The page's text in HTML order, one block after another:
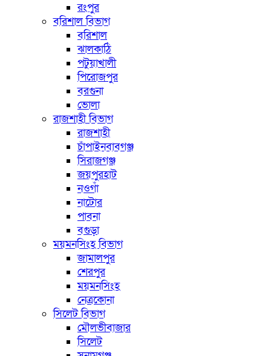
রংপুর
বরিশাল বিভাগ
বরিশাল
ঝালকাঠি
পটুয়াখালী
পিরোজপুর
বরগুনা
ভোলা
রাজশাহী বিভাগ
রাজশাহী
চাঁপাইনবাবগঞ্জ
সিরাজগঞ্জ
জয়পুরহাট
নওগাঁ
নাটোর
পাবনা
বগুড়া
ময়মনসিংহ বিভাগ
জামালপুর
শেরপুর
ময়মনসিংহ
নেত্রকোনা
সিলেট বিভাগ
মৌলভীবাজার
সিলেট